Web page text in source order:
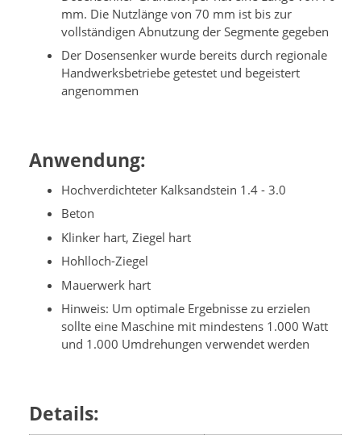
mm. Die Nutzlänge von 70 mm ist bis zur
vollständigen Abnutzung der Segmente gegeben
Der Dosensenker wurde bereits durch regionale
Handwerksbetriebe getestet und begeistert
angenommen
Anwendung:
Hochverdichteter Kalksandstein 1.4 - 3.0
Beton
Klinker hart, Ziegel hart
Hohlloch-Ziegel
Mauerwerk hart
Hinweis: Um optimale Ergebnisse zu erzielen
sollte eine Maschine mit mindestens 1.000 Watt
und 1.000 Umdrehungen verwendet werden
Details: